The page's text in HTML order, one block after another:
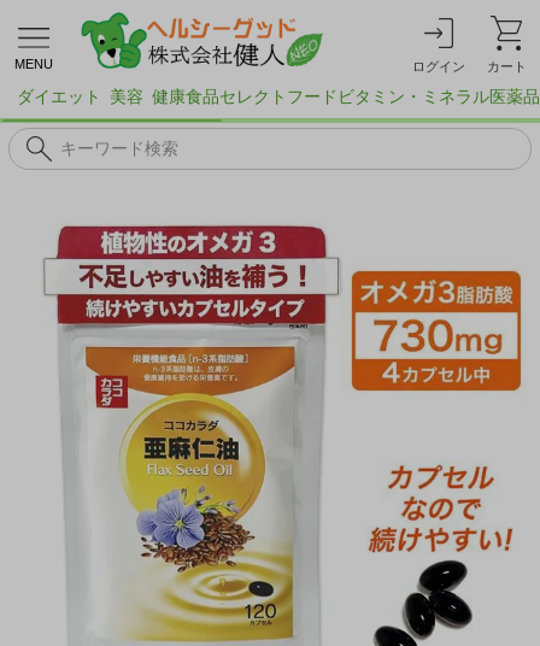
MENU ログイン カート
ダイエット 美容 健康食品セレクトフード ビタミン・ミネラル医薬品